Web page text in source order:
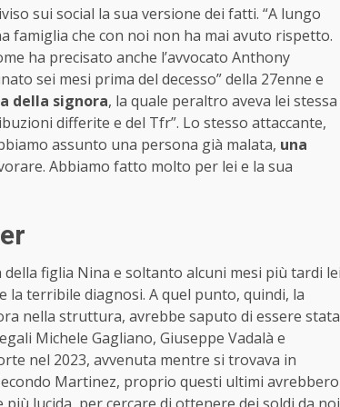
sui social la sua versione dei fatti. “A lungo
famiglia che con noi non ha mai avuto rispetto.
ha precisato anche l’avvocato Anthony
sei mesi prima del decesso” della 27enne e
della signora, la quale peraltro aveva lei stessa
differite e del Tfr”. Lo stesso attaccante,
assunto una persona già malata, una
Abbiamo fatto molto per lei e la sua
figlia Nina e soltanto alcuni mesi più tardi
la terribile diagnosi. A quel punto, quindi, la
nella struttura, avrebbe saputo di essere stata
Michele Gagliano, Giuseppe Vadalà e
nel 2023, avvenuta mentre si trovava in
Martinez, proprio questi ultimi avrebbero
lucida, per cercare di ottenere dei soldi da noi